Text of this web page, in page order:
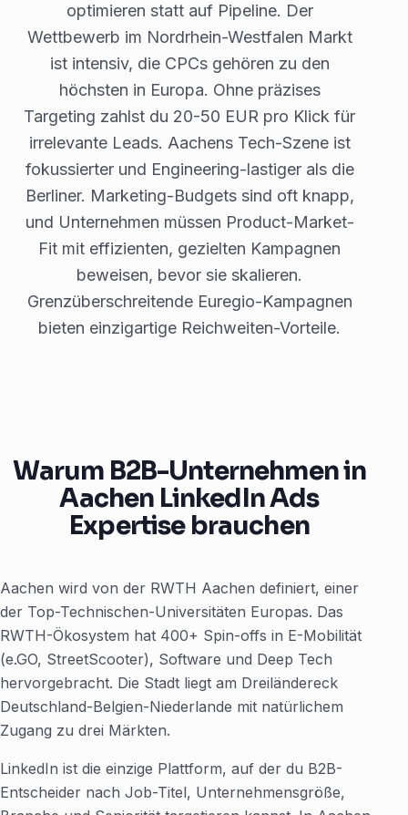
optimieren statt auf Pipeline. Der
Wettbewerb im Nordrhein-Westfalen Markt
ist intensiv, die CPCs gehören zu den
höchsten in Europa. Ohne präzises
Targeting zahlst du 20-50 EUR pro Klick für
irrelevante Leads. Aachens Tech-Szene ist
fokussierter und Engineering-lastiger als die
Berliner. Marketing-Budgets sind oft knapp,
und Unternehmen müssen Product-Market-
Fit mit effizienten, gezielten Kampagnen
beweisen, bevor sie skalieren.
Grenzüberschreitende Euregio-Kampagnen
bieten einzigartige Reichweiten-Vorteile.
Warum B2B-Unternehmen in
Aachen LinkedIn Ads
Expertise brauchen
Aachen wird von der RWTH Aachen definiert, einer
der Top-Technischen-Universitäten Europas. Das
RWTH-Ökosystem hat 400+ Spin-offs in E-Mobilität
(e.GO, StreetScooter), Software und Deep Tech
hervorgebracht. Die Stadt liegt am Dreiländereck
Deutschland-Belgien-Niederlande mit natürlichem
Zugang zu drei Märkten.
LinkedIn ist die einzige Plattform, auf der du B2B-
Entscheider nach Job-Titel, Unternehmensgröße,